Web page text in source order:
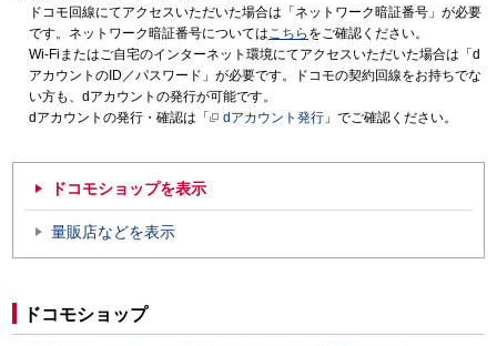
ドコモ回線にてアクセスいただいた場合は「ネットワーク暗証番号」が必要
です。ネットワーク暗証番号についてはこちら をご確認ください。
Wi-Fiまたはご自宅のインターネット環境にてアクセスいただいた場合は「d
アカウントのID／パスワード」が必要です。ドコモの契約回線をお持ちでな
い方も、dアカウントの発行が可能です。
dアカウントの発行・確認は「
dアカウント発行 」でご確認ください。
ドコモショップを表示
量販店などを表示
ドコモショップ